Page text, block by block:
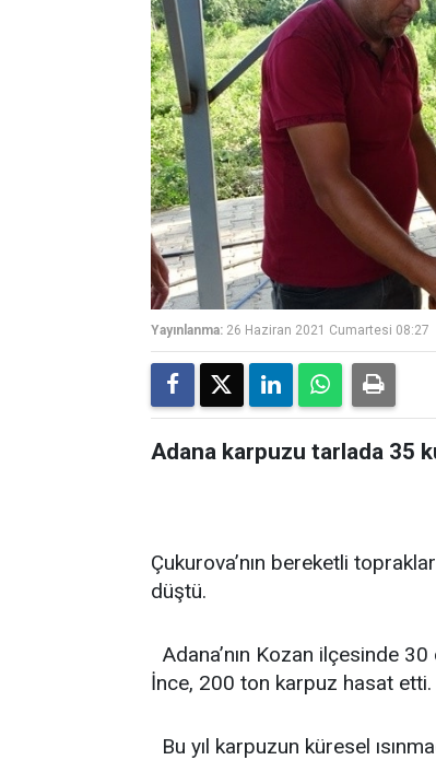
Yayınlanma: 26 Haziran 2021 Cumartesi 08:27
Adana karpuzu tarlada 35
Çukurova’nın bereketli
düştü.
Adana’nın Kozan ilçesinde
İnce, 200 ton karpuz hasat etti.
Bu yıl karpuzun küresel